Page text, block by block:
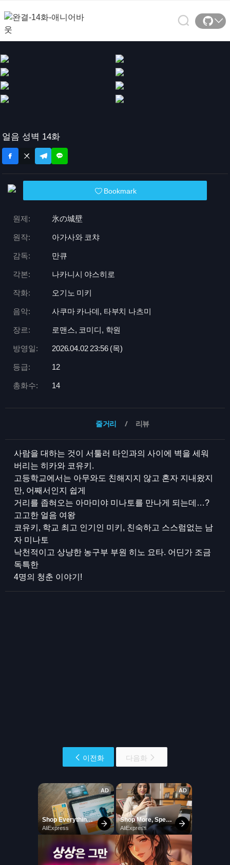
얼음 성벽 14화
Bookmark
원제: 氷の城壁
원작: 아가사와 코챠
감독: 만큐
각본: 나카니시 야스히로
작화: 오기노 미키
음악: 사쿠마 카나데, 타부치 나츠미
장르: 로맨스, 코미디, 학원
방영일: 2026.04.02 23:56 (목)
등급: 12
총화수: 14
줄거리 리뷰
사람을 대하는 것이 서툴러 타인과의 사이에 벽을 세워
버리는 히카와 코유키.
고등학교에서는 아무와도 친해지지 않고 혼자 지내왔지
만, 어째서인지 쉽게
거리를 좁혀오는 아마미야 미나토를 만나게 되는데…?
고고한 얼음 여왕
코유키, 학교 최고 인기인 미키, 친숙하고 스스럼없는 남
자 미나토
낙천적이고 상냥한 농구부 부원 히노 요타. 어딘가 조금
독특한
4명의 청춘 이야기!
이전화 다음화